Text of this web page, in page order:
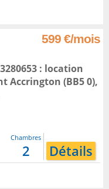
599 €/mois
: location
Accrington (BB5 0),
Chambres
2 Détails